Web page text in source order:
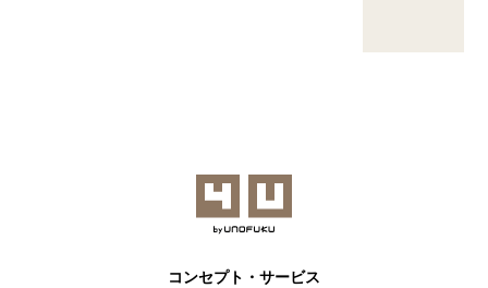
コンセプト・サービス